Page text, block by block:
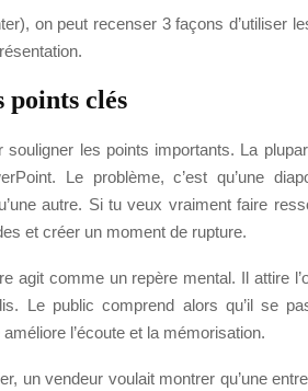
on peut recenser 3 façons d’utiliser
points clés
les points importants. La
Le problème, c’est qu’une
autre. Si tu veux vraiment faire
et créer un moment de rupture.
agit comme un repère mental. Il attire
Le public comprend alors qu’il se
l’écoute et la mémorisation.
un vendeur voulait montrer qu’une